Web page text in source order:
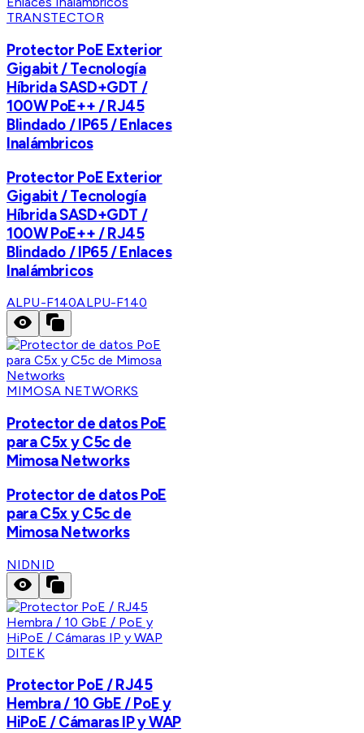
TRANSTECTOR
Protector PoE Exterior
Gigabit / Tecnología
Híbrida SASD+GDT /
100W PoE++ / RJ45
Blindado / IP65 / Enlaces
Inalámbricos
Protector PoE Exterior
Gigabit / Tecnología
Híbrida SASD+GDT /
100W PoE++ / RJ45
Blindado / IP65 / Enlaces
Inalámbricos
ALPU-F140ALPU-F140
MIMOSA NETWORKS
Protector de datos PoE
para C5x y C5c de
Mimosa Networks
Protector de datos PoE
para C5x y C5c de
Mimosa Networks
NIDNID
DITEK
Protector PoE / RJ45
Hembra / 10 GbE / PoE y
HiPoE / Cámaras IP y WAP